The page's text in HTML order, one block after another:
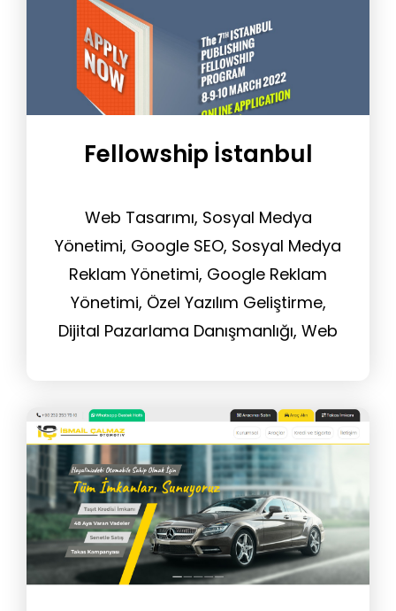
Fellowship İstanbul
Web Tasarımı, Sosyal Medya
Yönetimi, Google SEO, Sosyal Medya
Reklam Yönetimi, Google Reklam
Yönetimi, Özel Yazılım Geliştirme,
Dijital Pazarlama Danışmanlığı, Web